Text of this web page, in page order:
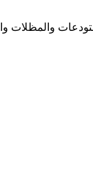
والمظلات